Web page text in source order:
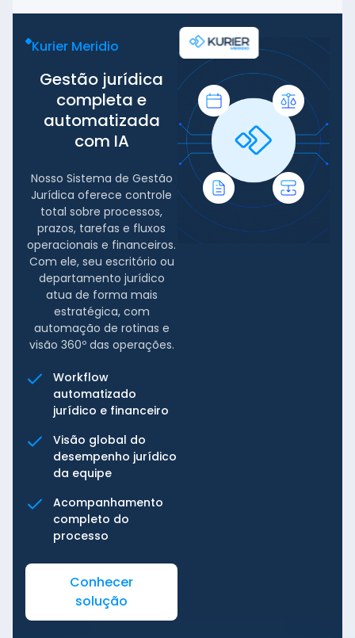
Kurier Meridio
Gestão jurídica
completa e
automatizada
com IA
Nosso Sistema de Gestão
Jurídica oferece controle
total sobre processos,
prazos, tarefas e fluxos
operacionais e financeiros.
Com ele, seu escritório ou
departamento jurídico
atua de forma mais
estratégica, com
automação de rotinas e
visão 360º das operações.
Workflow
automatizado
jurídico e financeiro
Visão global do
desempenho jurídico
da equipe
Acompanhamento
completo do
processo
Conhecer
solução